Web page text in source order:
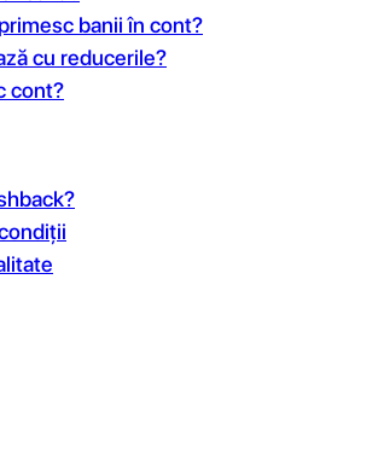
banii în cont?
cu reducerile?
cont?